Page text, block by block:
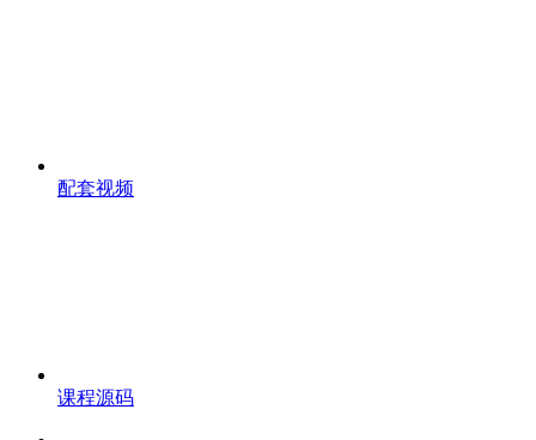
配套视频
课程源码